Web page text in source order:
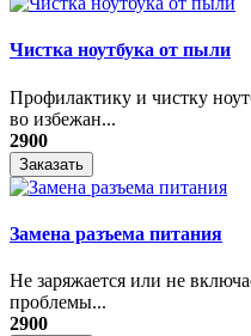
Чистка ноутбука от пыли
Профилактику и чистку
во избежан...
2900
Заказать
Замена разъема питания
Не заряжается или не
проблемы...
2900